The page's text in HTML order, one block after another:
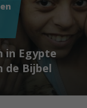
in Egypte
de Bijbel